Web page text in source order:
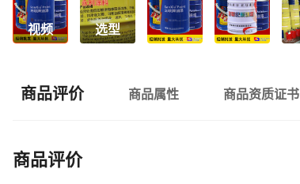
视频 选型
商品评价 商品属性 商品资质证书
商品评价